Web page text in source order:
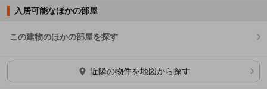
入居可能なほかの部屋
この建物のほかの部屋を探す
ほかの部屋を検索中…
近隣の物件を地図から探す